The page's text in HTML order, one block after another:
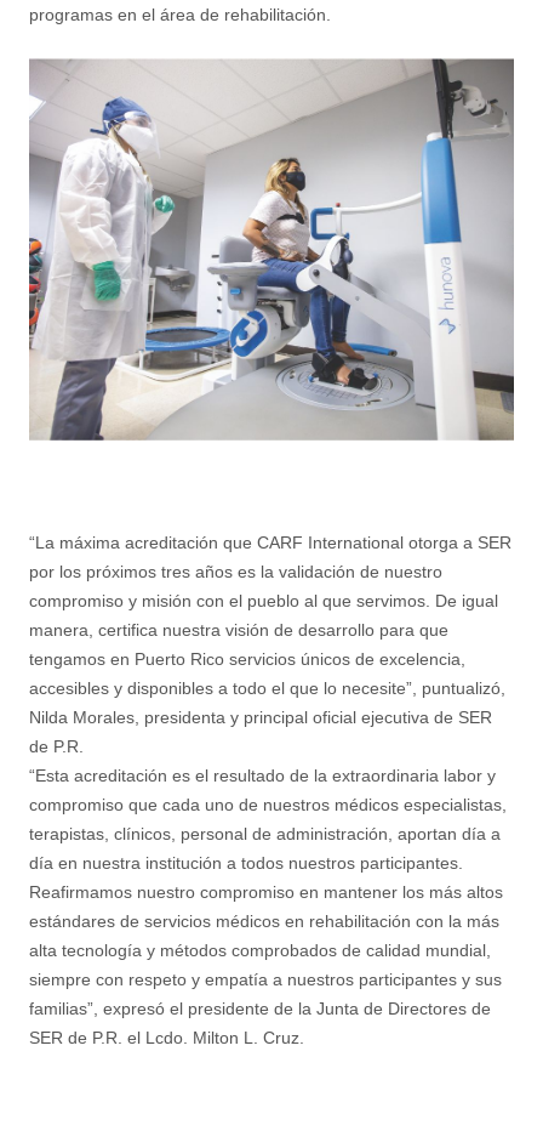
programas en el área de rehabilitación.
“La máxima acreditación que CARF International otorga a SER
por los próximos tres años es la validación de nuestro
compromiso y misión con el pueblo al que servimos. De igual
manera, certifica nuestra visión de desarrollo para que
tengamos en Puerto Rico servicios únicos de excelencia,
accesibles y disponibles a todo el que lo necesite”, puntualizó,
Nilda Morales, presidenta y principal oficial ejecutiva de SER
de P.R.
“Esta acreditación es el resultado de la extraordinaria labor y
compromiso que cada uno de nuestros médicos especialistas,
terapistas, clínicos, personal de administración, aportan día a
día en nuestra institución a todos nuestros participantes.
Reafirmamos nuestro compromiso en mantener los más altos
estándares de servicios médicos en rehabilitación con la más
alta tecnología y métodos comprobados de calidad mundial,
siempre con respeto y empatía a nuestros participantes y sus
familias”, expresó el presidente de la Junta de Directores de
SER de P.R. el Lcdo. Milton L. Cruz.